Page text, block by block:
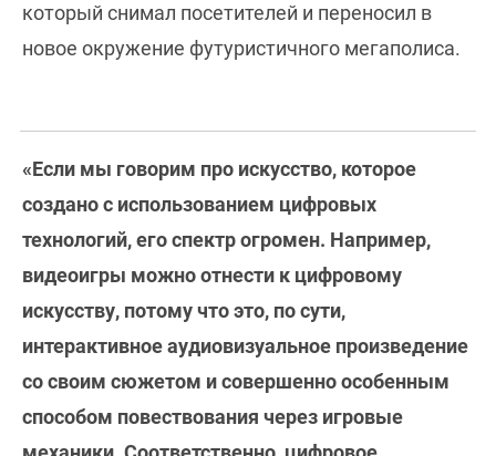
который снимал посетителей и переносил в
новое окружение футуристичного мегаполиса.
«Если мы говорим про искусство, которое
создано с использованием цифровых
технологий, его спектр огромен. Например,
видеоигры можно отнести к цифровому
искусству, потому что это, по сути,
интерактивное аудиовизуальное произведение
со своим сюжетом и совершенно особенным
способом повествования через игровые